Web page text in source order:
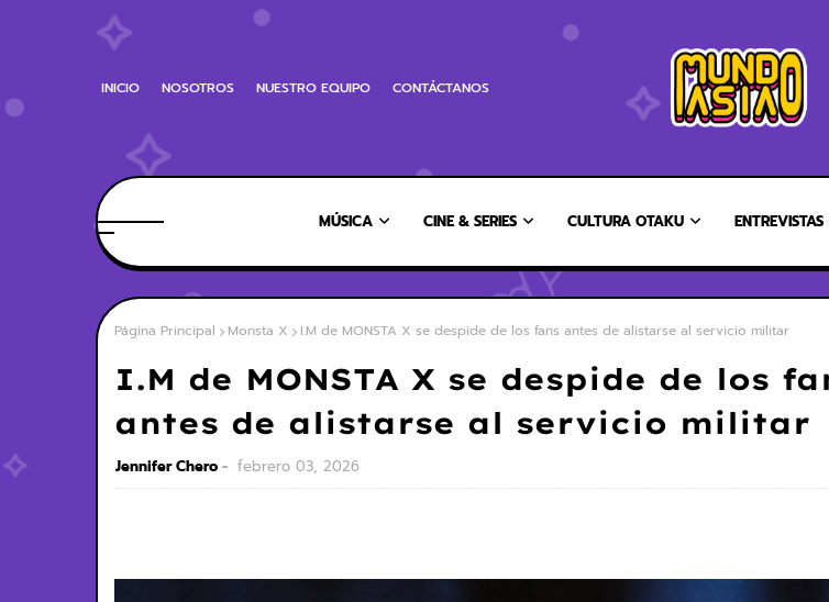
INICIO NOSOTROS NUESTRO EQUIPO CONTÁCTANOS
MÚSICA CINE & SERIES CULTURA OTAKU ENTREVISTAS
Página Principal Monsta X I.M de MONSTA X se despide de los fans antes de alistarse al servicio militar
I.M de MONSTA X se despide de los
antes de alistarse al servicio militar
Jennifer Chero febrero 03, 2026